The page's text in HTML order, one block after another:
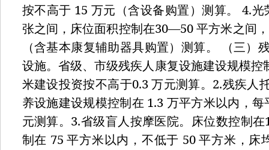
按不高于 15 万元（含设备购置）测算。 4.光
张之间，床位面积控制在30—50平方米之间
（含基本康复辅助器具购置）测算。
（三）
设施。省级、市级残疾人康复设施建设规模控
米建设投资按不高于0.3万元测算。 2.残疾人
养设施建设规模控制在 1.3 万平方米以内，
元测算。 3.省级盲人按摩医院。床位数控制在
制在 75平方米以内，不低于 50平方米，床